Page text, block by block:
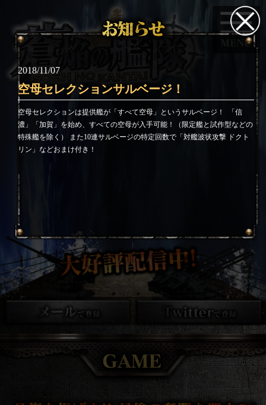
2018/11/07
空母セレクションサルベージ！
空母セレクションは提供艦が「すべて空母」というサルベージ！
「信
濃」「加賀」を始め、すべての空母が入手可能！（限定艦と試作型などの
特殊艦を除く） また10連サルベージの特定回数で「対艦波状攻撃 ドクト
リン」などおまけ付き！